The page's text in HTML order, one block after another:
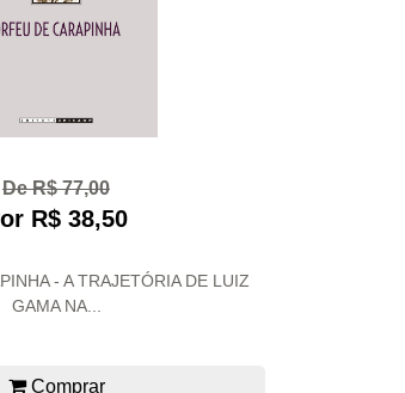
De R$ 77,00
R$ 38,50
- A TRAJETÓRIA DE LUIZ
GAMA NA...
Comprar